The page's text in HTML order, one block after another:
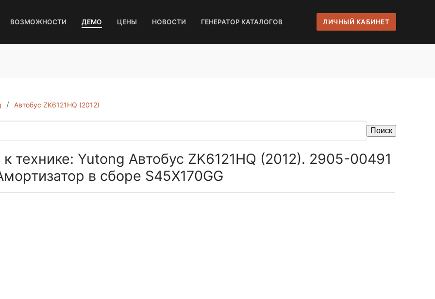
ВОЗМОЖНОСТИ ДЕМО ЦЕНЫ НОВОСТИ ГЕНЕРАТОР КАТАЛОГОВ ЛИЧНЫЙ КАБИНЕТ
Автобус ZK6121HQ (2012)
Поиск
технике: Yutong Автобус ZK6121HQ (2012). 2905-00491
в сборе S45X170GG